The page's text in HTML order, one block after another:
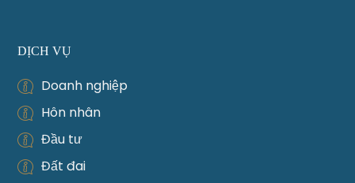
DỊCH VỤ
Doanh nghiệp
Hôn nhân
Đầu tư
Đất đai